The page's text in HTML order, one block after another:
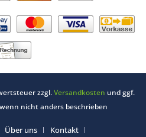
zzgl.Versandkosten und ggf.
nicht anders beschrieben
Über uns
Kontakt